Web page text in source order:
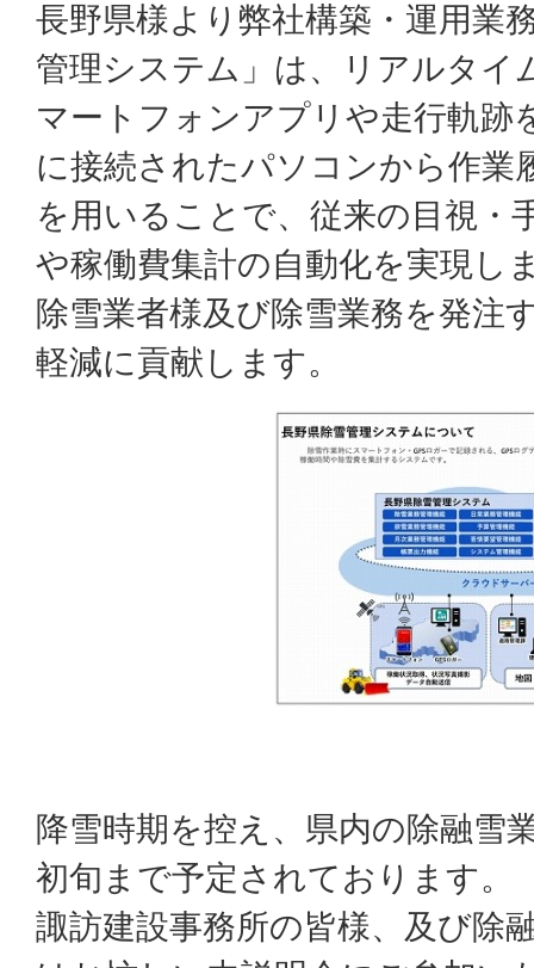
長野県様より弊社構築・運用業
管理システム」は、リアルタイ
マートフォンアプリや走行軌跡
に接続されたパソコンから作業
を用いることで、従来の目視・
や稼働費集計の自動化を実現し
除雪業者様及び除雪業務を発注
軽減に貢献します。
降雪時期を控え、県内の除融雪
初旬まで予定されております。
諏訪建設事務所の皆様、及び除